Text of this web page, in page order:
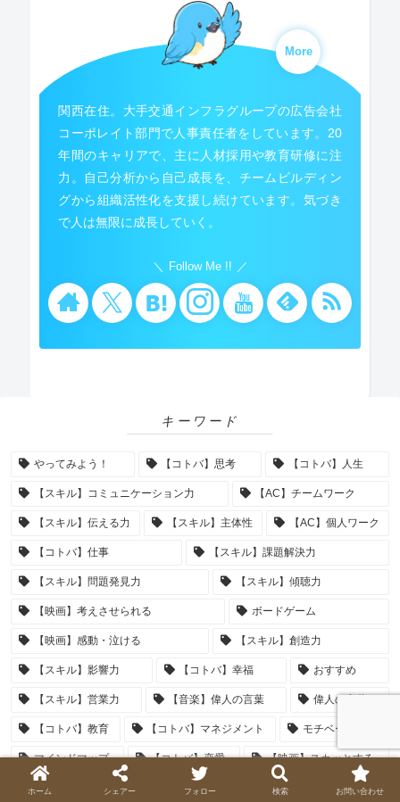
More
関西在住。大手交通インフラグループの広告会社
コーポレイト部門で人事責任者をしています。20
年間のキャリアで、主に人材採用や教育研修に注
力。自己分析から自己成長を、チームビルディン
グから組織活性化を支援し続けています。気づき
で人は無限に成長していく。
Follow Me !!
キーワード
やってみよう！ 【コトバ】思考 【コトバ】人生
【スキル】コミュニケーション力 【AC】チームワーク
【スキル】伝える力 【スキル】主体性 【AC】個人ワーク
【コトバ】仕事 【スキル】課題解決力
【スキル】問題発見力 【スキル】傾聴力
【映画】考えさせられる ボードゲーム
【映画】感動・泣ける 【スキル】創造力
【スキル】影響力 【コトバ】幸福 おすすめ
【スキル】営業力 【音楽】偉人の言葉 偉人の言葉
【コトバ】教育 【コトバ】マネジメント モチベーション
マインドマップ 【コトバ】恋愛 【映画】スカッとする
ロジカルシンキング ラテラルシンキング 基礎編
ホーム シェアー フォロー 検索 お問い合わせ